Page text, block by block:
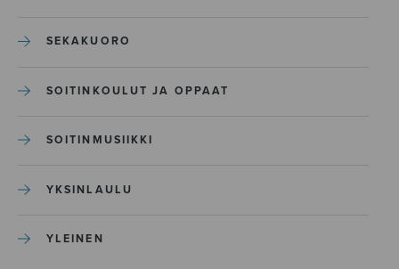
SEKAKUORO
SOITINKOULUT JA OPPAAT
SOITINMUSIIKKI
YKSINLAULU
YLEINEN